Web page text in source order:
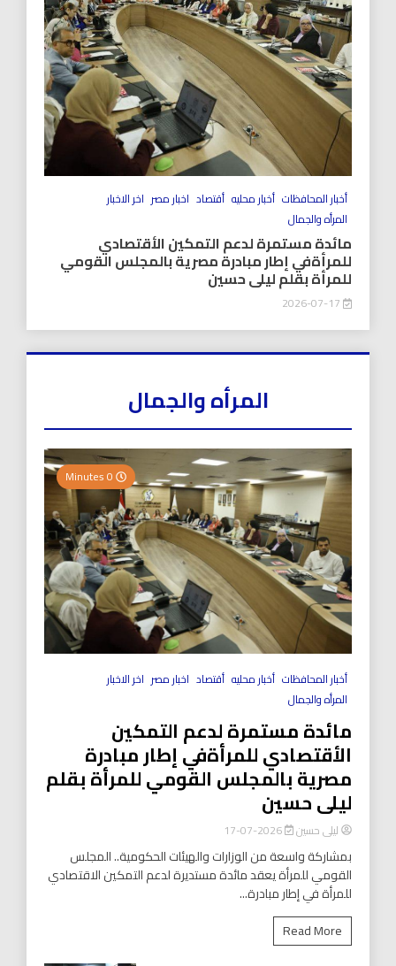
أخبار المحافظات أخبار محليه أقتصاد اخبار مصر اخر الاخبار
المرأه والجمال
مائدة مستمرة لدعم التمكين الأقتصادي
للمرأةفي إطار مبادرة مصرية بالمجلس القومي
للمرأة بقلم ليلى حسين
المرأه والجمال
أخبار المحافظات أخبار محليه أقتصاد اخبار مصر اخر الاخبار
المرأه والجمال
مائدة مستمرة لدعم التمكين
الأقتصادي للمرأةفي إطار مبادرة
مصرية بالمجلس القومي للمرأة بقلم
ليلى حسين
ليلى حسين 2026-07-17
بمشاركة واسعة من الوزارات والهيئات الحكومية.. المجلس
القومي للمرأة يعقد مائدة مستديرة لدعم التمكين الاقتصادي
للمرأة في إطار مبادرة...
Read More